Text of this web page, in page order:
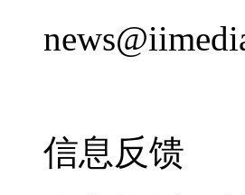
信息反馈